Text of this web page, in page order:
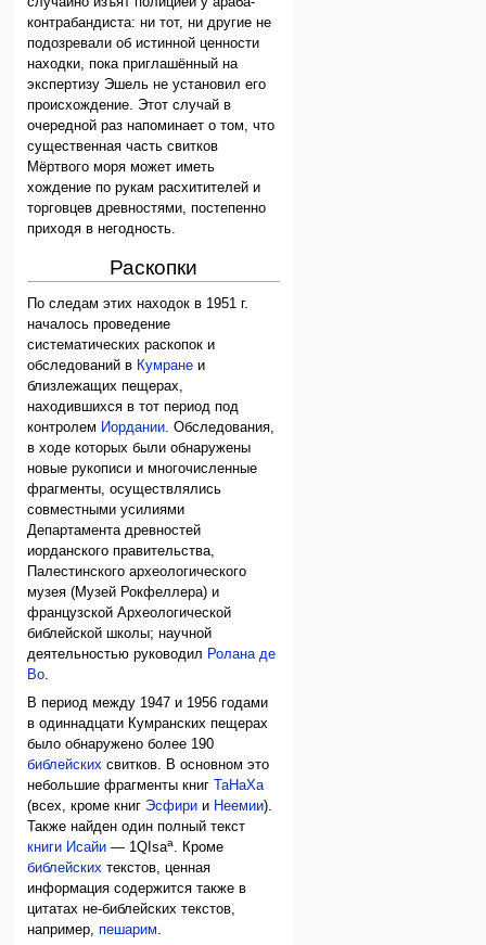
контрабандиста: ни тот, ни другие не
подозревали об истинной ценности
находки, пока приглашённый на
экспертизу Эшель не установил его
происхождение. Этот случай в
очередной раз напоминает о том, что
существенная часть свитков
Мёртвого моря может иметь
хождение по рукам расхитителей и
торговцев древностями, постепенно
приходя в негодность.
Раскопки
По следам этих находок в 1951 г.
началось проведение
систематических раскопок и
обследований в Кумране и
близлежащих пещерах,
находившихся в тот период под
контролем Иордании. Обследования,
в ходе которых были обнаружены
новые рукописи и многочисленные
фрагменты, осуществлялись
совместными усилиями
Департамента древностей
иорданского правительства,
Палестинского археологического
музея (Музей Рокфеллера) и
французской Археологической
библейской школы; научной
деятельностью руководил Ролана де
Во.
В период между 1947 и 1956 годами
в одиннадцати Кумранских пещерах
было обнаружено более 190
библейских свитков. В основном это
небольшие фрагменты книгТаНаХа
(всех, кроме книг Эсфири и Неемии).
Также найден один полный текст
книги Исайи — 1QIsaa. Кроме
библейских текстов, ценная
информация содержится также в
цитатах не-библейских текстов,
например,пешарим.